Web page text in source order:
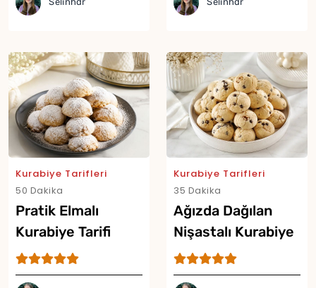
Selinhdr Selinhdr
Kurabiye Tarifleri
50 Dakika
Pratik Elmalı
Kurabiye Tarifi
Kurabiye Tarifleri
35 Dakika
Ağızda Dağılan
Nişastalı Kurabiye
Tarifi